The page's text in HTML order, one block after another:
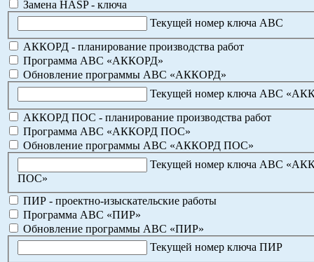
Замена HASP - ключа
Текущей номер ключа АВС
АККОРД - планирование производства работ
Программа АВС «АККОРД»
Обновление программы АВС «АККОРД»
Текущей номер ключа АВС
АККОРД ПОС - планирование производства работ
Программа АВС «АККОРД ПОС»
Обновление программы АВС «АККОРД ПОС»
Текущей номер ключа АВС
ПОС»
ПИР - проектно-изыскательские работы
Программа АВС «ПИР»
Обновление программы АВС «ПИР»
Текущей номер ключа ПИР